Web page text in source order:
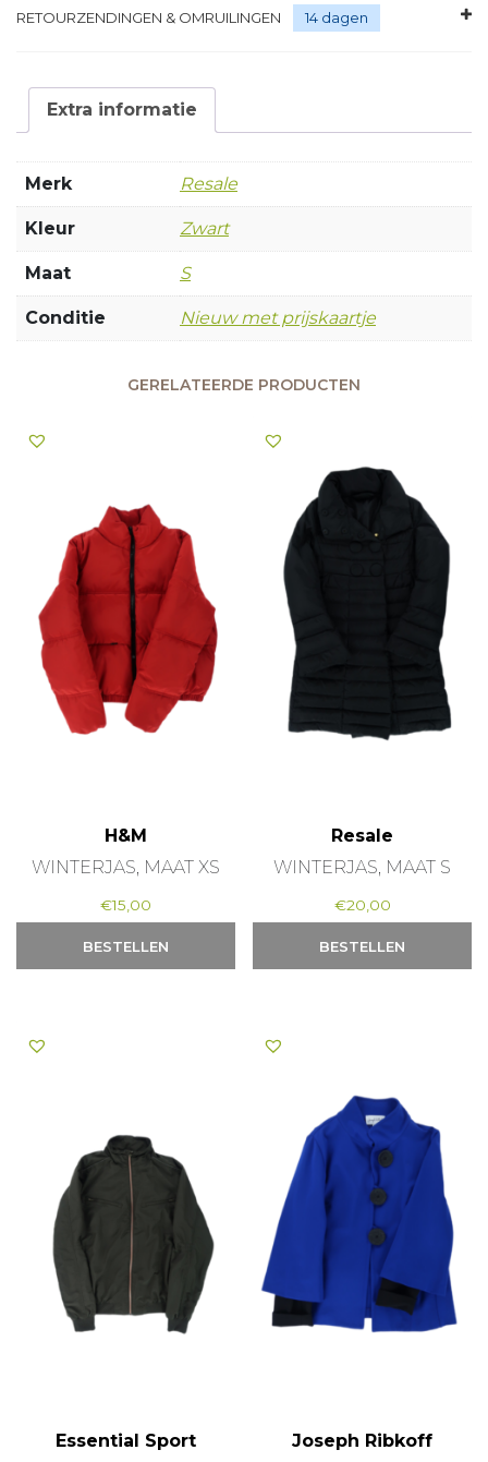
RETOURZENDINGEN & OMRUILINGEN 14 dagen
Extra informatie
Merk Resale
Kleur Zwart
Maat S
Conditie Nieuw met prijskaartje
GERELATEERDE PRODUCTEN
H&M
WINTERJAS, MAAT XS
€15,00
BESTELLEN
Resale
WINTERJAS, MAAT S
€20,00
BESTELLEN
Essential Sport
Joseph Ribkoff